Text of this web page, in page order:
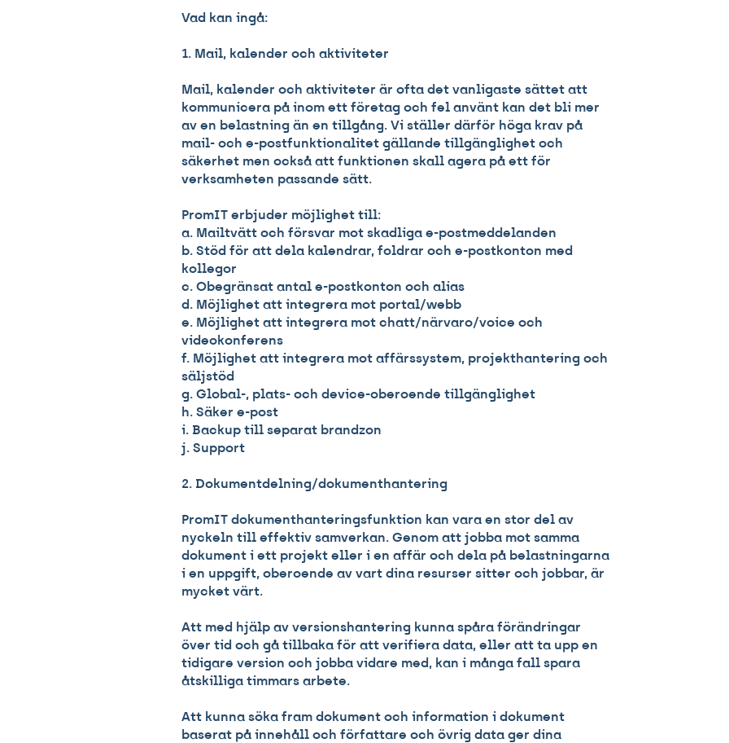
Vad kan ingå:
1. Mail, kalender och aktiviteter
Mail, kalender och aktiviteter är ofta det vanligaste sättet att
kommunicera på inom ett företag och fel använt kan det bli mer
av en belastning än en tillgång. Vi ställer därför höga krav på
mail- och e-postfunktionalitet gällande tillgänglighet och
säkerhet men också att funktionen skall agera på ett för
verksamheten passande sätt.
PromIT erbjuder möjlighet till:
a. Mailtvätt och försvar mot skadliga e-postmeddelanden
b. Stöd för att dela kalendrar, foldrar och e-postkonton med
kollegor
c. Obegränsat antal e-postkonton och alias
d. Möjlighet att integrera mot portal/webb
e. Möjlighet att integrera mot chatt/närvaro/voice och
videokonferens
f. Möjlighet att integrera mot affärssystem, projekthantering och
säljstöd
g. Global-, plats- och device-oberoende tillgänglighet
h. Säker e-post
i. Backup till separat brandzon
j. Support
2. Dokumentdelning/dokumenthantering
PromIT dokumenthanteringsfunktion kan vara en stor del av
nyckeln till effektiv samverkan. Genom att jobba mot samma
dokument i ett projekt eller i en affär och dela på belastningarna
i en uppgift, oberoende av vart dina resurser sitter och jobbar, är
mycket värt.
Att med hjälp av versionshantering kunna spåra förändringar
över tid och gå tillbaka för att verifiera data, eller att ta upp en
tidigare version och jobba vidare med, kan i många fall spara
åtskilliga timmars arbete.
Att kunna söka fram dokument och information i dokument
baserat på innehåll och författare och övrig data ger dina